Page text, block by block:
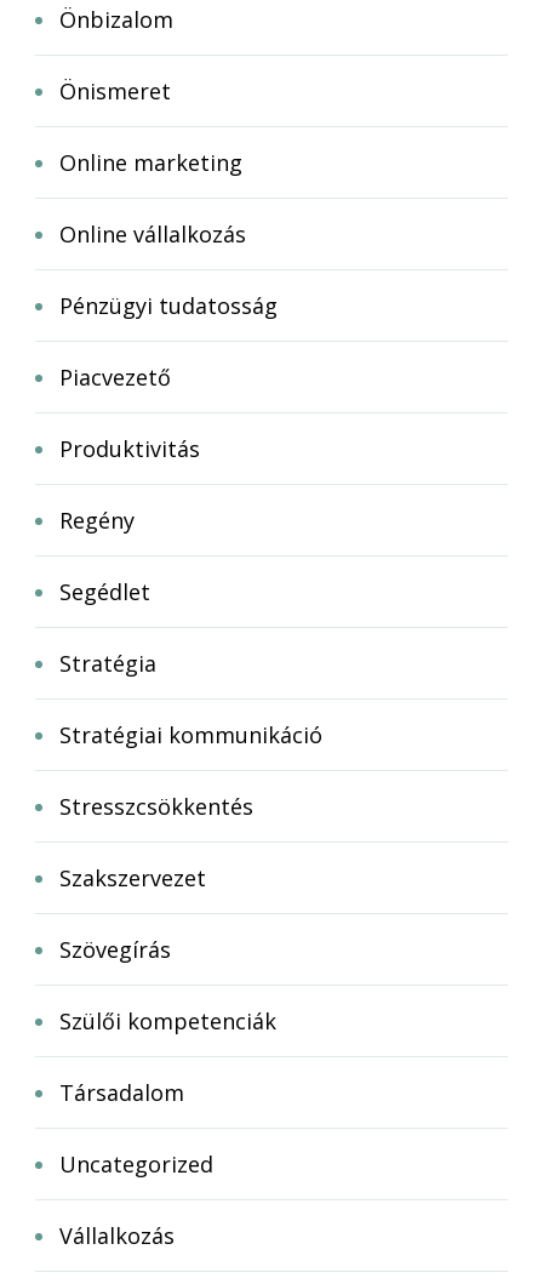
Önbizalom
Önismeret
Online marketing
Online vállalkozás
Pénzügyi tudatosság
Piacvezető
Produktivitás
Regény
Segédlet
Stratégia
Stratégiai kommunikáció
Stresszcsökkentés
Szakszervezet
Szövegírás
Szülői kompetenciák
Társadalom
Uncategorized
Vállalkozás